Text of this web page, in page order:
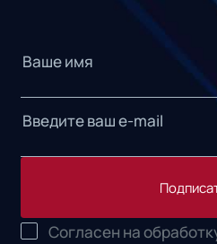
Согласен на